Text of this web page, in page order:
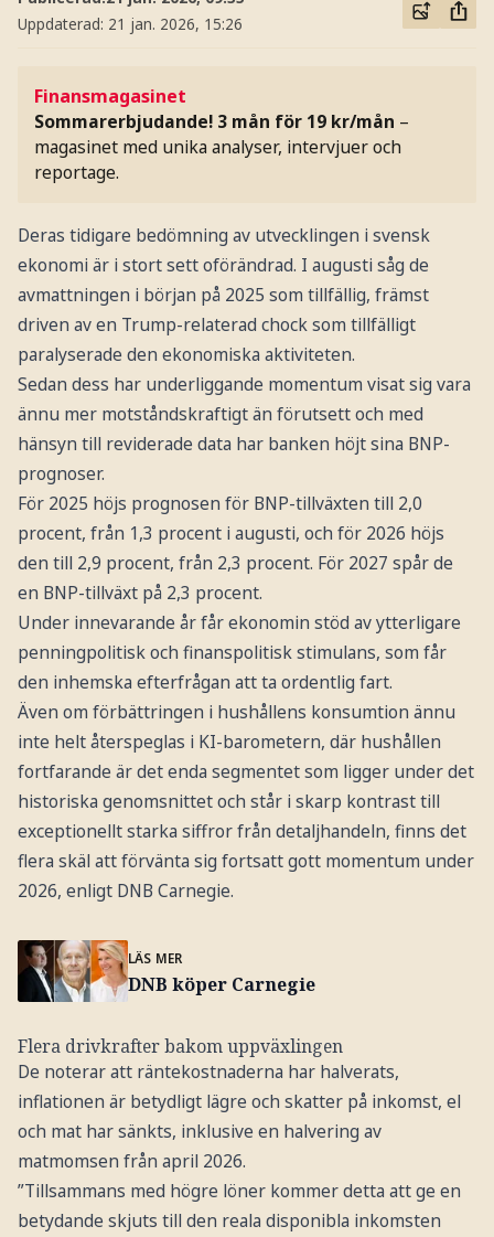
Uppdaterad: 21 jan. 2026, 15:26
Finansmagasinet
Sommarerbjudande! 3 mån för 19 kr/mån –
magasinet med unika analyser, intervjuer och
reportage.
Deras tidigare bedömning av utvecklingen i svensk
ekonomi är i stort sett oförändrad. I augusti såg de
avmattningen i början på 2025 som tillfällig, främst
driven av en Trump-relaterad chock som tillfälligt
paralyserade den ekonomiska aktiviteten.
Sedan dess har underliggande momentum visat sig vara
ännu mer motståndskraftigt än förutsett och med
hänsyn till reviderade data har banken höjt sina BNP-
prognoser.
För 2025 höjs prognosen för BNP-tillväxten till 2,0
procent, från 1,3 procent i augusti, och för 2026 höjs
den till 2,9 procent, från 2,3 procent. För 2027 spår de
en BNP-tillväxt på 2,3 procent.
Under innevarande år får ekonomin stöd av ytterligare
penningpolitisk och finanspolitisk stimulans, som får
den inhemska efterfrågan att ta ordentlig fart.
Även om förbättringen i hushållens konsumtion ännu
inte helt återspeglas i KI-barometern, där hushållen
fortfarande är det enda segmentet som ligger under det
historiska genomsnittet och står i skarp kontrast till
exceptionellt starka siffror från detaljhandeln, finns det
flera skäl att förvänta sig fortsatt gott momentum under
2026, enligt DNB Carnegie.
LÄS MER
DNB köper Carnegie
Flera drivkrafter bakom uppväxlingen
De noterar att räntekostnaderna har halverats,
inflationen är betydligt lägre och skatter på inkomst, el
och mat har sänkts, inklusive en halvering av
matmomsen från april 2026.
”Tillsammans med högre löner kommer detta att ge en
betydande skjuts till den reala disponibla inkomsten